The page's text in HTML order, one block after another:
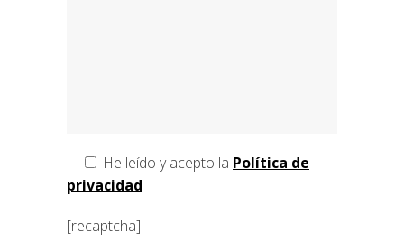
He leído y acepto la Política de
privacidad
[recaptcha]